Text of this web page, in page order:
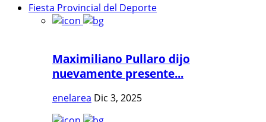
Fiesta Provincial del Deporte
Maximiliano Pullaro dijo
nuevamente presente...
enelarea Dic 3, 2025